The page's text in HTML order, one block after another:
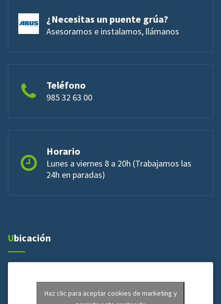
¿Necesitas un puente grúa?
Asesoramos e instalamos, llámanos
Teléfono
985 32 63 00
Horario
Lunes a viernes 8 a 20h (Trabajamos las
24h en paradas)
Ubicación
Haz clic para aceptar cookies de marketing y